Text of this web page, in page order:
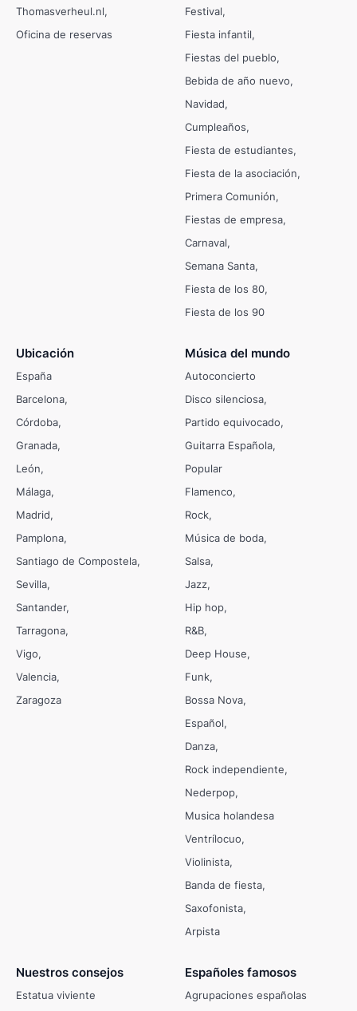
Thomasverheul.nl
Oficina de reservas
Festival
Fiesta infantil
Fiestas del pueblo
Bebida de año nuevo
Navidad
Cumpleaños
Fiesta de estudiantes
Fiesta de la asociación
Primera Comunión
Fiestas de empresa
Carnaval
Semana Santa
Fiesta de los 80
Fiesta de los 90
Ubicación
España
Barcelona
Córdoba
Granada
León
Málaga
Madrid
Pamplona
Santiago de Compostela
Sevilla
Santander
Tarragona
Vigo
Valencia
Zaragoza
Música del mundo
Autoconcierto
Disco silenciosa
Partido equivocado
Guitarra Española
Popular
Flamenco
Rock
Música de boda
Salsa
Jazz
Hip hop
R&B
Deep House
Funk
Bossa Nova
Español
Danza
Rock independiente
Nederpop
Musica holandesa
Ventrílocuo
Violinista
Banda de fiesta
Saxofonista
Arpista
Nuestros consejos
Estatua viviente
Españoles famosos
Agrupaciones españolas